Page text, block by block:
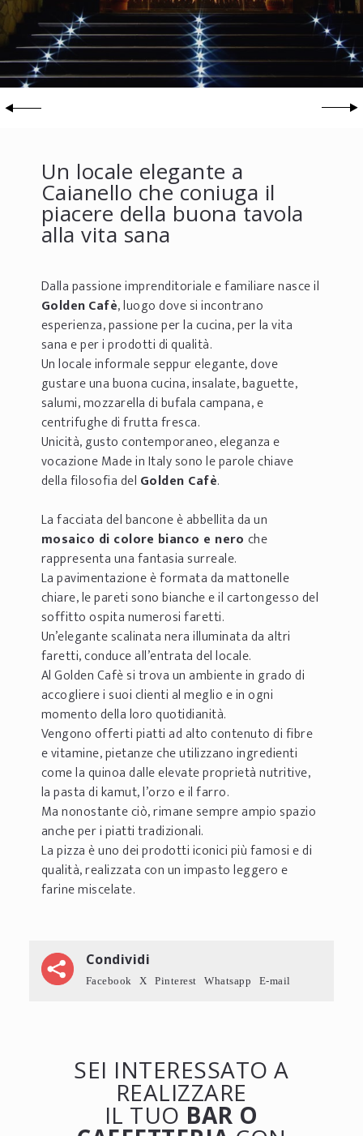
Un locale elegante a
Caianello che coniuga il
piacere della buona tavola
alla vita sana
Dalla passione imprenditoriale e familiare nasce il
GoldenCafè, luogo dove si incontrano
esperienza, passione per la cucina, per la vita
sana e per i prodotti di qualità.
Un locale informale seppur elegante, dove
gustare una buona cucina, insalate, baguette,
salumi, mozzarella di bufala campana, e
centrifughe di frutta fresca.
Unicità, gusto contemporaneo, eleganza e
vocazione Made in Italy sono le parole chiave
della filosofia del Golden Cafè.
La facciata del bancone è abbellita da un
mosaico di colore bianco e nero che
rappresenta una fantasia surreale.
La pavimentazione è formata da mattonelle
chiare, le pareti sono bianche e il cartongesso del
soffitto ospita numerosi faretti.
Un’elegante scalinata nera illuminata da altri
faretti, conduce all’entrata del locale.
Al Golden Cafè si trova un ambiente in grado di
accogliere i suoi clienti al meglio e in ogni
momento della loro quotidianità.
Vengono offerti piatti ad alto contenuto di fibre
e vitamine, pietanze che utilizzano ingredienti
come la quinoa dalle elevate proprietà nutritive,
la pasta di kamut, l’orzo e il farro.
Ma nonostante ciò, rimane sempre ampio spazio
anche per i piatti tradizionali.
La pizza è uno dei prodotti iconici più famosi e di
qualità, realizzata con un impasto leggero e
farine miscelate.
Condividi
Facebook X Pinterest Whatsapp E-mail
SEI INTERESSATO A
REALIZZARE
IL TUO BAR O